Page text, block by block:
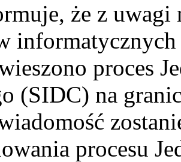
że z uwagi
proces
(SIDC) na
procesu